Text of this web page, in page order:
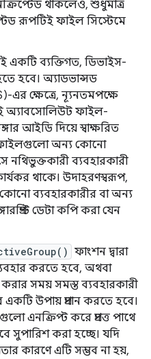
থাকলেও, শুধুমাত্র
রূপটিই ফাইল সিস্টেমে
একটি ব্যক্তিগত, ডিভাইস-
হতে হবে। অ্যাডভান্সড
এর ক্ষেত্রে, ন্যূনতমপক্ষে
অ্যাবসোলিউট ফাইল-
আইডি দিয়ে স্বাক্ষরিত
ফাইলগুলো অন্য কোনো
নথিভুক্তকারী ব্যবহারকারী
থাকে। উদাহরণস্বরূপ,
ব্যবহারকারীর বা অন্য
ডেটা কপি করা যেন
ফাংশন দ্বারা
করতে হবে, অথবা
সময় সমস্ত ব্যবহারকারী
উপায় প্রদান করতে হবে।
এনক্রিপ্ট করে প্রদত্ত পাথে
সুপারিশ করা হচ্ছে। যদি
কারণে এটি সম্ভব না হয়,